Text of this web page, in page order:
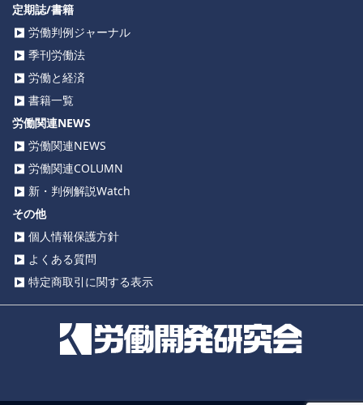
定期誌/書籍
労働判例ジャーナル
季刊労働法
労働と経済
書籍一覧
労働関連NEWS
労働関連NEWS
労働関連COLUMN
新・判例解説Watch
その他
個人情報保護方針
よくある質問
特定商取引に関する表示